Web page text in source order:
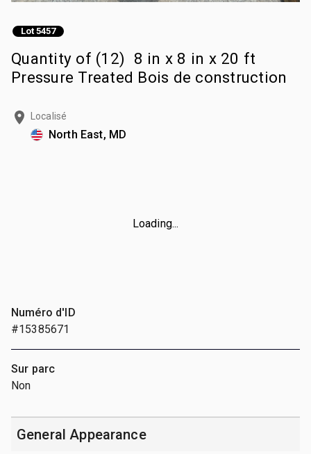
Lot 5457
Quantity of (12) 8 in x 8 in x 20 ft
Pressure Treated Bois de construction
Localisé
North East, MD
Loading...
Numéro d'ID
#15385671
Sur parc
Non
General Appearance